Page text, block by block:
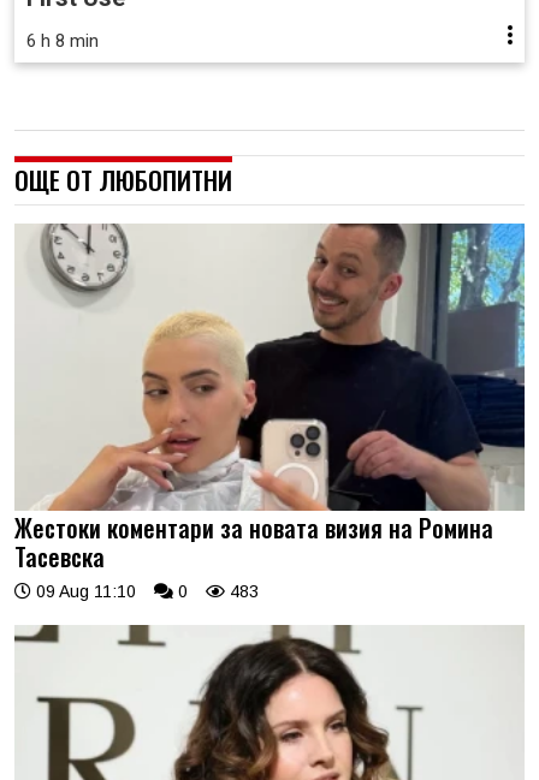
6 h 8 min
ОЩЕ ОТ ЛЮБОПИТНИ
Жестоки коментари за новата визия на Ромина
Тасевска
09 Aug 11:10 0 483